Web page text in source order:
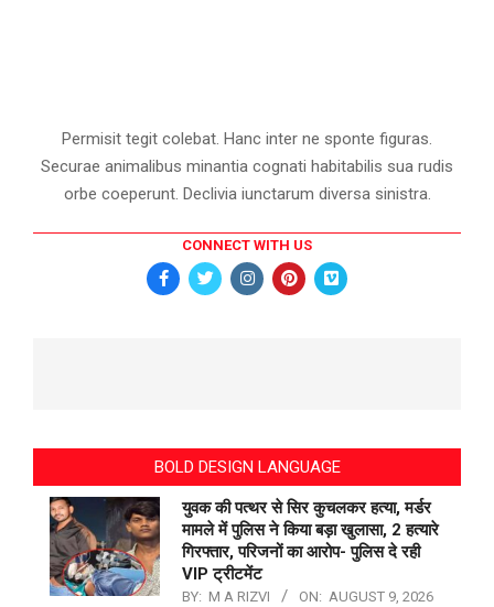
Permisit tegit colebat. Hanc inter ne sponte figuras.
Securae animalibus minantia cognati habitabilis sua rudis
orbe coeperunt. Declivia iunctarum diversa sinistra.
CONNECT WITH US
BOLD DESIGN LANGUAGE
युवक की पत्थर से सिर कुचलकर हत्या, मर्डर
मामले में पुलिस ने किया बड़ा खुलासा, 2 हत्यारे
गिरफ्तार, परिजनों का आरोप- पुलिस दे रही
VIP ट्रीटमेंट
BY: M A RIZVI ON: AUGUST 9, 2026